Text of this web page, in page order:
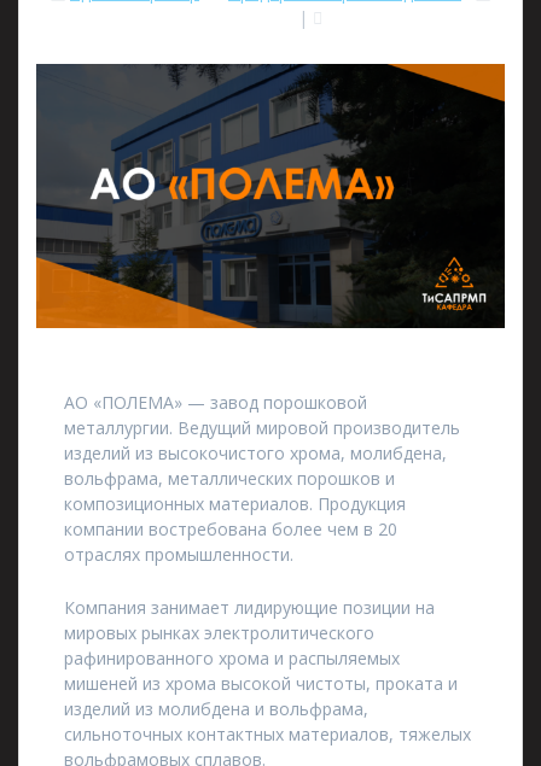
|
АО «ПОЛЕМА» — завод порошковой
металлургии. Ведущий мировой производитель
изделий из высокочистого хрома, молибдена,
вольфрама, металлических порошков и
композиционных материалов. Продукция
компании востребована более чем в 20
отраслях промышленности.
Компания занимает лидирующие позиции на
мировых рынках электролитического
рафинированного хрома и распыляемых
мишеней из хрома высокой чистоты, проката и
изделий из молибдена и вольфрама,
сильноточных контактных материалов, тяжелых
вольфрамовых сплавов.